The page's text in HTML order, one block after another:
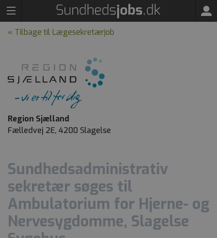
« Tilbage til Lægesekretærjob
Region Sjælland
Fælledvej 2E, 4200 Slagelse
Sundhedsadministrativ
sekretær søges til
Ambulatorium for Hjerne- og
Nervesygdomme, Slagelse